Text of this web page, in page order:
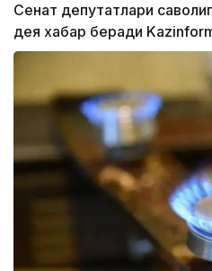
Сенат депутатлари
дея хабар беради